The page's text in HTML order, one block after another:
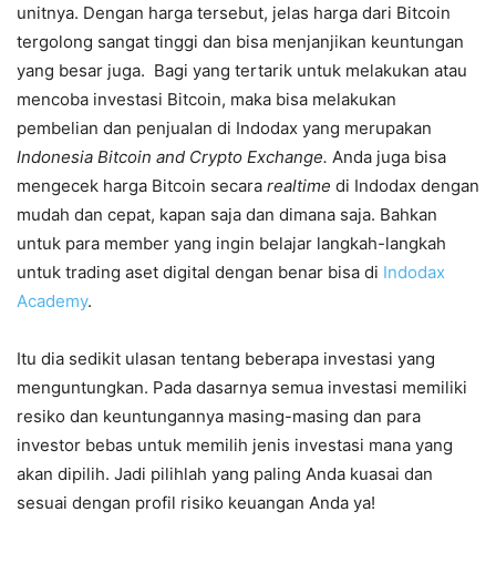
unitnya. Dengan harga tersebut, jelas harga dari Bitcoin
tergolong sangat tinggi dan bisa menjanjikan keuntungan
yang besar juga. Bagi yang tertarik untuk melakukan atau
mencoba investasi Bitcoin, maka bisa melakukan
pembelian dan penjualan di Indodax yang merupakan
Indonesia Bitcoin and Crypto Exchange. Anda juga bisa
mengecek harga Bitcoin secara realtime di Indodax dengan
mudah dan cepat, kapan saja dan dimana saja. Bahkan
untuk para member yang ingin belajar langkah-langkah
untuk trading aset digital dengan benar bisa di Indodax
Academy.
Itu dia sedikit ulasan tentang beberapa investasi yang
menguntungkan. Pada dasarnya semua investasi memiliki
resiko dan keuntungannya masing-masing dan para
investor bebas untuk memilih jenis investasi mana yang
akan dipilih. Jadi pilihlah yang paling Anda kuasai dan
sesuai dengan profil risiko keuangan Anda ya!